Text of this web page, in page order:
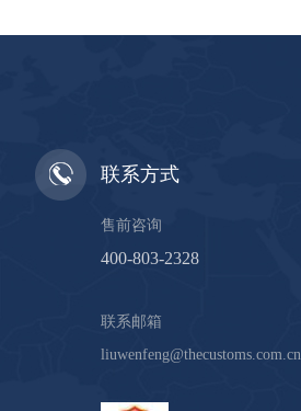
联系方式
售前咨询
400-803-2328
联系邮箱
liuwenfeng@thecustoms.com.cn